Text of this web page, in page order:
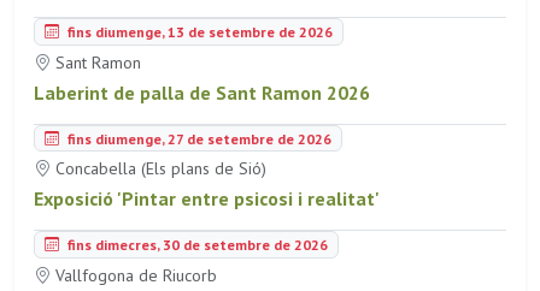
fins diumenge, 13 de setembre de 2026
Sant Ramon
Laberint de palla de Sant Ramon 2026
fins diumenge, 27 de setembre de 2026
Concabella (Els plans de Sió)
Exposició 'Pintar entre psicosi i realitat'
fins dimecres, 30 de setembre de 2026
Vallfogona de Riucorb